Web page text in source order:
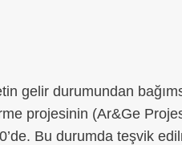
gelir durumundan
projesinin (Ar&Ge
Bu durumda teşvik